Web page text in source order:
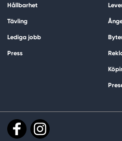
Hållbarhet
Tävling
Lediga jobb
Press